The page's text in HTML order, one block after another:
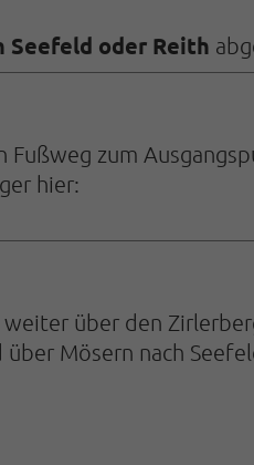
Seefeld oder Reith
zum
hier:
über den
Mösern nach